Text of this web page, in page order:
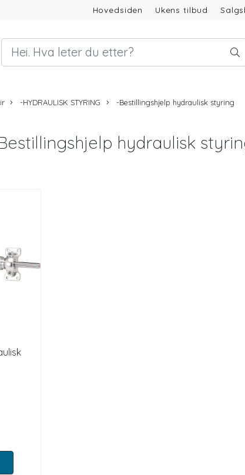
Hovedsiden Ukens tilbud
-HYDRAULISK STYRING -Bestillingshjelp hydraulisk styring
hydraulisk